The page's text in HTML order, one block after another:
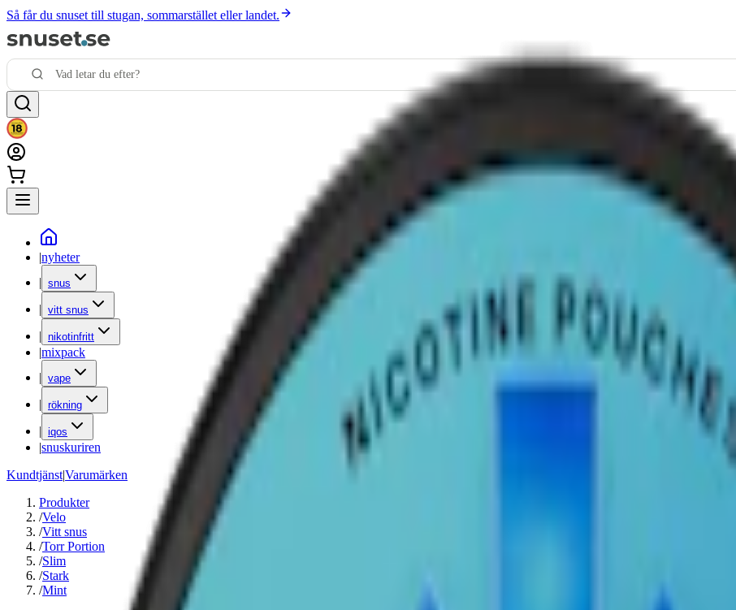
Så får du snuset till stugan, sommarstället eller landet.
|nyheter
| snus
| vitt snus
| nikotinfritt
|mixpack
| vape
| rökning
| iqos
|snuskuriren
Kundtjänst|Varumärken
Produkter
/Velo
/Vitt snus
/Torr Portion
/Slim
/Stark
/Mint